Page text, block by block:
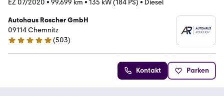
EZ 07/2020 • 99.699 km • 135 kW (184 PS) • Diesel
Autohaus Roscher GmbH
09114 Chemnitz
4.8 Sterne
(503)
Kontakt Parken